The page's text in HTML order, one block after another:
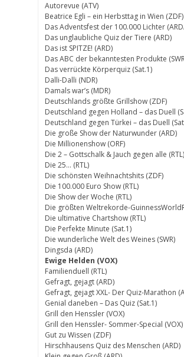
Autorevue (ATV)
Beatrice Egli – ein Herbsttag in Wien (ZDF)
Das Adventsfest der 100.000 Lichter
Das unglaubliche Quiz der Tiere (ARD)
Das ist SPITZE! (ARD)
Das ABC der bekanntesten Produkte
Das verrückte Körperquiz (Sat.1)
Dalli-Dalli (NDR)
Damals war’s (MDR)
Deutschlands größte Grillshow (ZDF)
Deutschland gegen Holland – das Duell
Deutschland gegen Türkei – das Duell
Die große Show der Naturwunder (ARD)
Die Millionenshow (ORF)
Die 2 – Gottschalk & Jauch gegen alle (RTL)
Die 25… (RTL)
Die schönsten Weihnachtshits (ZDF)
Die 100.000 Euro Show (RTL)
Die Show der Woche (RTL)
Die größten Weltrekorde-
Die ultimative Chartshow (RTL)
Die Perfekte Minute (Sat.1)
Die wunderliche Welt des Weines (SWR)
Dingsda (ARD)
Ewige Helden (VOX)
Familienduell (RTL)
Gefragt, gejagt (ARD)
Gefragt, gejagt XXL- Der Quiz-Marathon
Genial daneben – Das Quiz (Sat.1)
Grill den Henssler (VOX)
Grill den Henssler- Sommer-Special (VOX)
Gut zu Wissen (ZDF)
Hirschhausens Quiz des Menschen (ARD)